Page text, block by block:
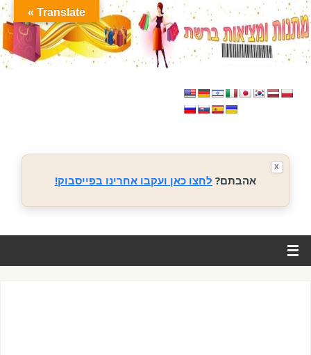
אהבתם? לחצו כאן ועקבו אחרינו בפייסבוק!
X
Translate »